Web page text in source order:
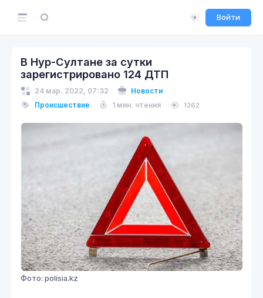
Войти
В Нур-Султане за сутки
зарегистрировано 124 ДТП
24 мар. 2022, 07:32
Новости
Происшествие
1 мин. чтения 1262
Фото: polisia.kz